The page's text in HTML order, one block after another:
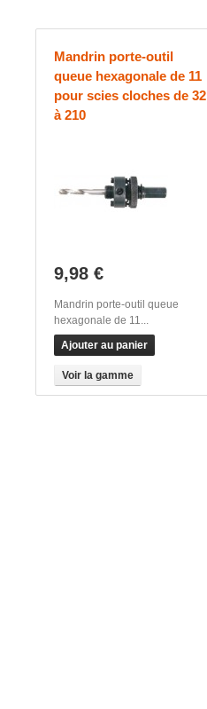
Mandrin porte-outil
queue hexagonale de 11
pour scies cloches de 32
à 210
9,98 €
Mandrin porte-outil queue
hexagonale de 11...
Ajouter au panier
Voir la gamme